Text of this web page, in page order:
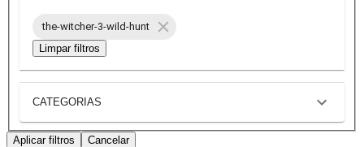
the-witcher-3-wild-hunt
Limpar filtros
CATEGORIAS
Aplicar filtros Cancelar